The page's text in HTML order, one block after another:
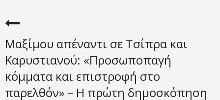
Μαξίμου απέναντι σε Τσίπρα και
Καρυστιανού: «Προσωποπαγή
κόμματα και επιστροφή στο
παρελθόν» – Η πρώτη δημοσκόπηση